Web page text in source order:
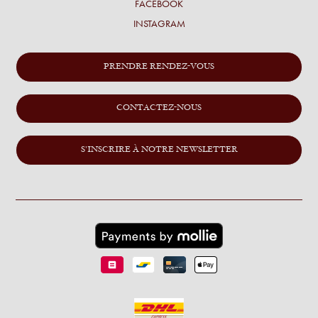
FACEBOOK
INSTAGRAM
PRENDRE RENDEZ-VOUS
CONTACTEZ-NOUS
S'INSCRIRE À NOTRE NEWSLETTER